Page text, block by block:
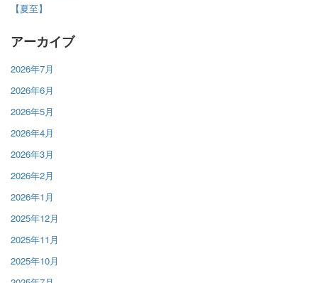
【夏至】
アーカイブ
2026年7月
2026年6月
2026年5月
2026年4月
2026年3月
2026年2月
2026年1月
2025年12月
2025年11月
2025年10月